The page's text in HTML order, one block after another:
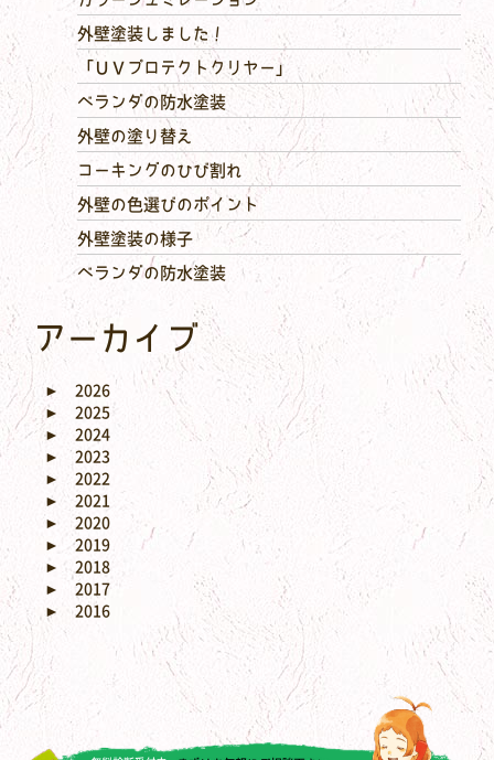
外壁塗装しました！
「ＵＶプロテクトクリヤー」
ベランダの防水塗装
外壁の塗り替え
コーキングのひび割れ
外壁の色選びのポイント
外壁塗装の様子
ベランダの防水塗装
アーカイブ
►
2026
►
2025
►
2024
►
2023
►
2022
►
2021
►
2020
►
2019
► 2018
►
2017
►
2016